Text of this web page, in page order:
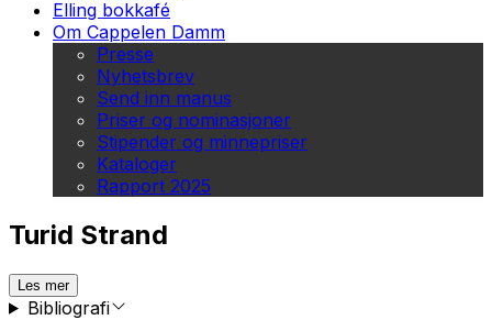
Elling bokkafé
Om Cappelen Damm
Presse
Nyhetsbrev
Send inn manus
Priser og nominasjoner
Stipender og minnepriser
Kataloger
Rapport 2025
Turid Strand
Les mer
Bibliografi